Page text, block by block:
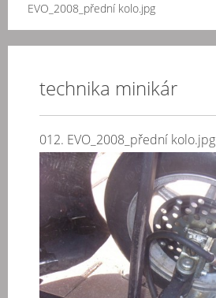
EVO_2008_přední kolo.jpg
technika minikár
012. EVO_2008_přední kolo.jpg